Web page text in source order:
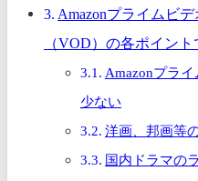
Amazonプライムビ
（VOD）の各ポイン
Amazonプラ
少ない
洋画、邦画等
国内ドラマの